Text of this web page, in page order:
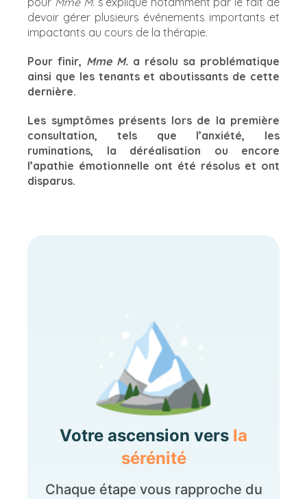
devoir gérer plusieurs événements importants et
impactants au cours de la thérapie.
Pour finir, Mme M. a résolu sa problématique
ainsi que les tenants et aboutissants de cette
dernière.
Les symptômes présents lors de la première
consultation, tels que l’anxiété, les
ruminations, la déréalisation ou encore
l’apathie émotionnelle ont été résolus et ont
disparus.
Votre ascension vers la
sérénité
Chaque étape vous rapproche du